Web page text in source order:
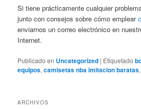
Si tiene prácticamente cualquier
junto con consejos sobre cómo emplear
enviarnos un correo electrónico en
Internet.
Publicado en Uncategorized | Etiquetado
equipos,camisetas nba imitacion baratas
ARCHIVOS